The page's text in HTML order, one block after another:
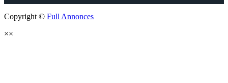
Copyright © Full Annonces
××